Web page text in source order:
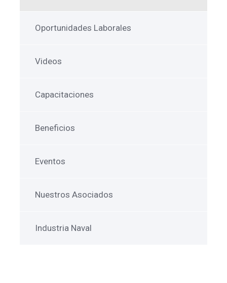
Oportunidades Laborales
Videos
Capacitaciones
Beneficios
Eventos
Nuestros Asociados
Industria Naval